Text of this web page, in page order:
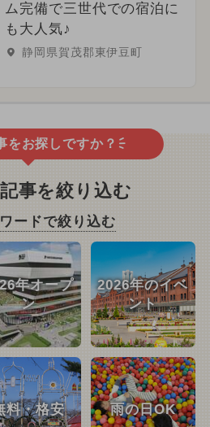
ム完備で三世代での宿泊に
も大人気♪
静岡県賀茂郡東伊豆町
をお探しですか？
事を絞り込む
ードで絞り込む
年オープ
ン
2026年のイベ
ント
料・格安 雨の日OK